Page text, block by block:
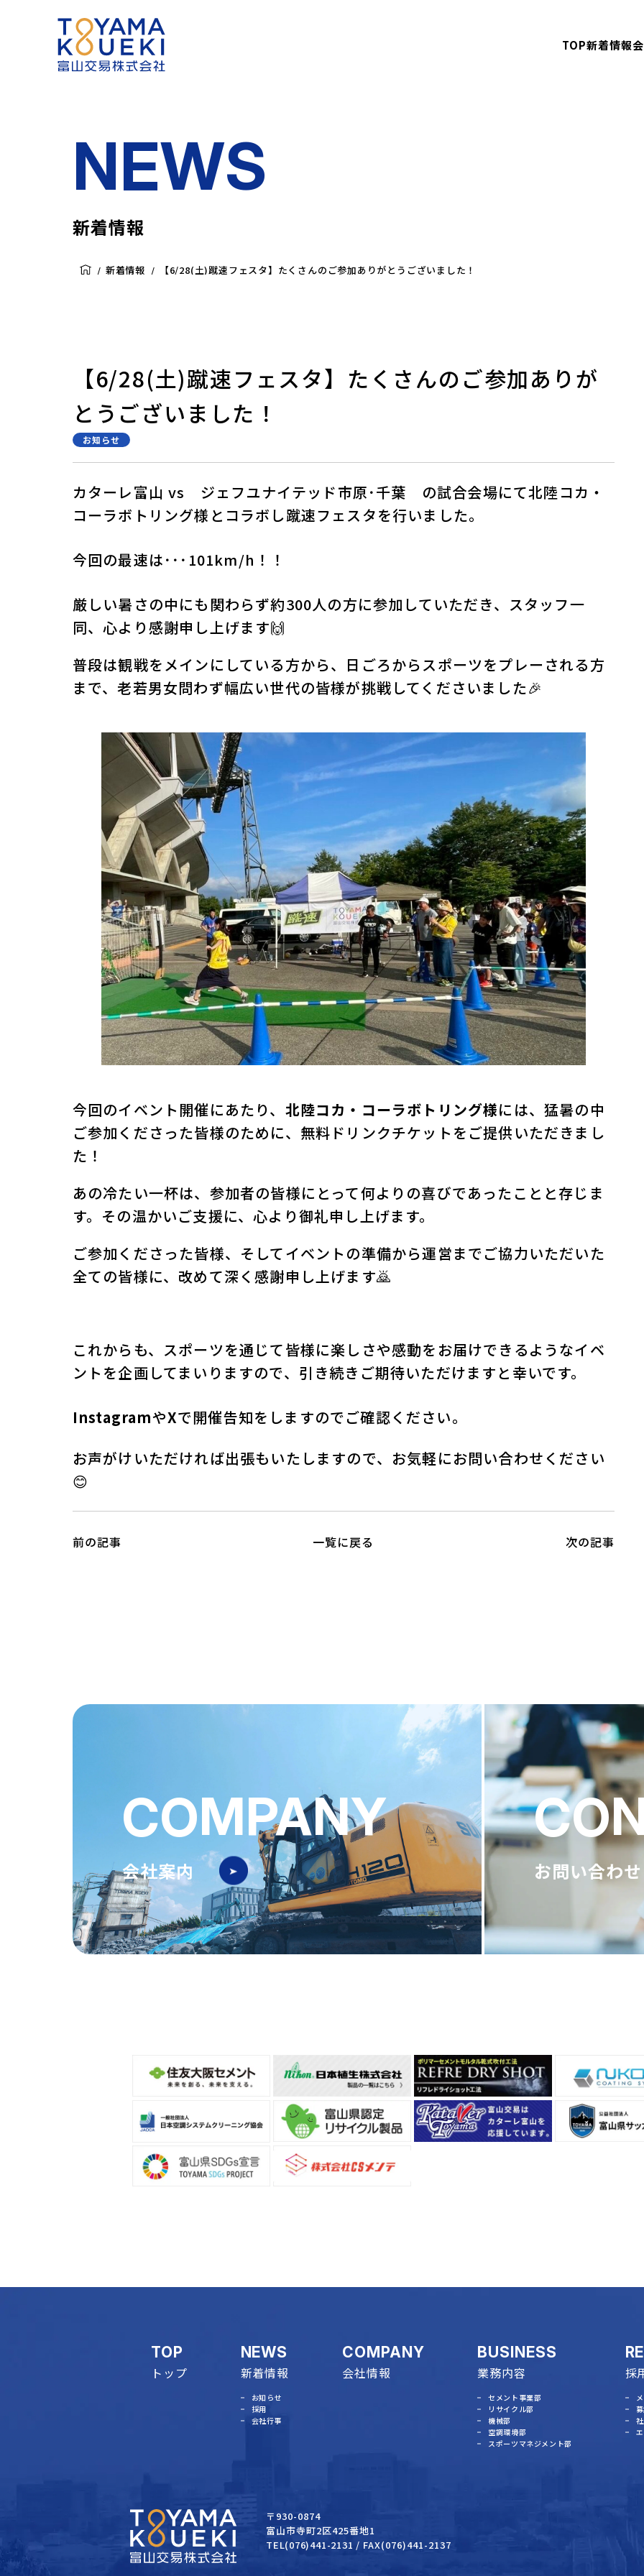
TOP新着情報
NEWS
新着情報
新着情報 【6/28(土)蹴速フェスタ】たくさんのご参加ありがとうございました！
【6/28(土)蹴速フェスタ】たくさんのご参加ありが
とうございました！
お知らせ
カターレ富山 vs ジェフユナイテッド市原･千葉 の試合会場にて北陸コカ・
コーラボトリング様とコラボし蹴速フェスタを行いました。
今回の最速は･･･101km/h！！
厳しい暑さの中にも関わらず約300人の方に参加していただき、スタッフ一
同、心より感謝申し上げます🙌
普段は観戦をメインにしている方から、日ごろからスポーツをプレーされる方
まで、老若男女問わず幅広い世代の皆様が挑戦してくださいました🎉
今回のイベント開催にあたり、 北陸コカ・コーラボトリング様には、猛暑の中
ご参加くださった皆様のために、無料ドリンクチケットをご提供いただきまし
た！
あの冷たい一杯は、参加者の皆様にとって何よりの喜びであったことと存じま
す。その温かいご支援に、心より御礼申し上げます。
ご参加くださった皆様、そしてイベントの準備から運営までご協力いただいた
全ての皆様に、改めて深く感謝申し上げます🙇
これからも、スポーツを通じて皆様に楽しさや感動をお届けできるようなイベ
ントを企画してまいりますので、引き続きご期待いただけますと幸いです。
InstagramやXで開催告知をしますのでご確認ください。
お声がけいただければ出張もいたしますので、お気軽にお問い合わせください
😊
前の記事 一覧に戻る 次の記事
COMPANY
会社案内 お問い合わせ
TOP
トップ
NEWS
新着情報
お知らせ
採用
会社行事
COMPANY
会社情報
BUSINESS
業務内容
セメント事業部
リサイクル部
機械部
空調環境部
スポーツマネジメント部
採
〒930-0874
富山市寺町2区425番地1
TEL(076)441-2131 / FAX(076)441-2137